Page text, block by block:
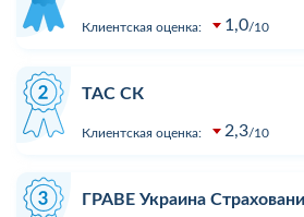
Клиентская оценка: 1,0 10
ТАС СК
Клиентская оценка: 2,3 10
ГРАВЕ Украина